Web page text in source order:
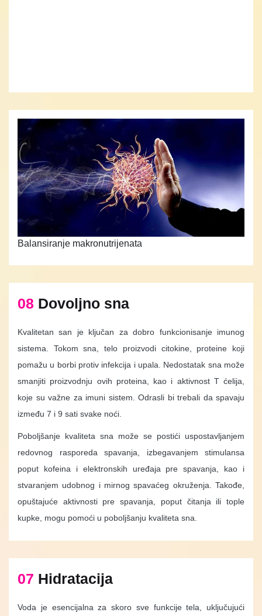
Balansiranje makronutrijenata
08 Dovoljno sna
Kvalitetan san je ključan za dobro funkcionisanje imunog
sistema. Tokom sna, telo proizvodi citokine, proteine koji
pomažu u borbi protiv infekcija i upala. Nedostatak sna može
smanjiti proizvodnju ovih proteina, kao i aktivnost T ćelija,
koje su važne za imuni sistem. Odrasli bi trebali da spavaju
između 7 i 9 sati svake noći.
Poboljšanje kvaliteta sna može se postići uspostavljanjem
redovnog rasporeda spavanja, izbegavanjem stimulansa
poput kofeina i elektronskih uređaja pre spavanja, kao i
stvaranjem udobnog i mirnog spavaćeg okruženja. Takođe,
opuštajuće aktivnosti pre spavanja, poput čitanja ili tople
kupke, mogu pomoći u poboljšanju kvaliteta sna.
07 Hidratacija
Voda je esencijalna za skoro sve funkcije tela, uključujući